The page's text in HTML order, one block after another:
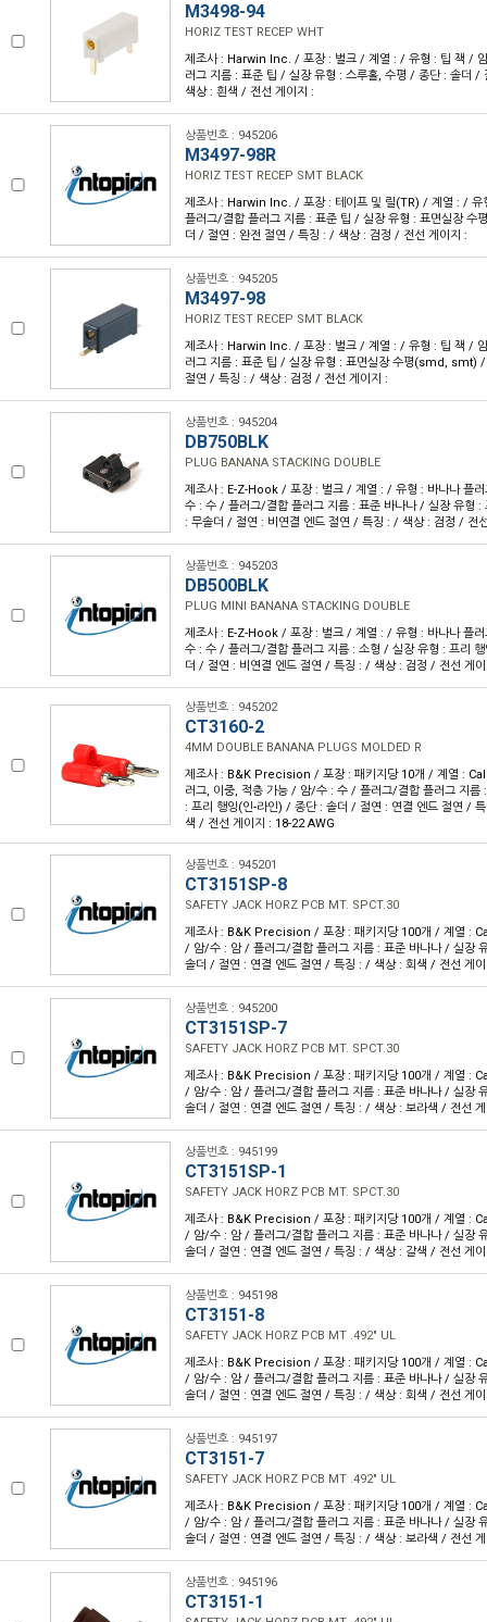
M3498-94
HORIZ TEST RECEP WHT
제조사 : Harwin Inc. / 포장 : 벌크 / 계열 : / 유형 : 팁 잭 /
러그 지름 : 표준 팁 / 실장 유형 : 스루홀, 수평 / 종단 : 솔더
색상 : 흰색 / 전선 게이지 :
상품번호 : 945206
M3497-98R
HORIZ TEST RECEP SMT BLACK
제조사 : Harwin Inc. / 포장 : 테이프 및 릴(TR) / 계열 : /
플러그/결합 플러그 지름 : 표준 팁 / 실장 유형 : 표면실장
더 / 절연 : 완전 절연 / 특징 : / 색상 : 검정 / 전선 게이지 :
상품번호 : 945205
M3497-98
HORIZ TEST RECEP SMT BLACK
제조사 : Harwin Inc. / 포장 : 벌크 / 계열 : / 유형 : 팁 잭 /
러그 지름 : 표준 팁 / 실장 유형 : 표면실장 수평(smd, smt)
절연 / 특징 : / 색상 : 검정 / 전선 게이지 :
상품번호 : 945204
DB750BLK
PLUG BANANA STACKING DOUBLE
제조사 : E-Z-Hook / 포장 : 벌크 / 계열 : / 유형 : 바나나 플
수 : 수 / 플러그/결합 플러그 지름 : 표준 바나나 / 실장 유형 :
: 무솔더 / 절연 : 비연결 엔드 절연 / 특징 : / 색상 : 검정 / 전
상품번호 : 945203
DB500BLK
PLUG MINI BANANA STACKING DOUBLE
제조사 : E-Z-Hook / 포장 : 벌크 / 계열 : / 유형 : 바나나 플
수 : 수 / 플러그/결합 플러그 지름 : 소형 / 실장 유형 : 프리
더 / 절연 : 비연결 엔드 절연 / 특징 : / 색상 : 검정 / 전선 게
상품번호 : 945202
CT3160-2
4MM DOUBLE BANANA PLUGS MOLDED R
제조사 : B&K Precision / 포장 : 패키지당 10개 / 계열 :
러그, 이중, 적층 가능 / 암/수 : 수 / 플러그/결합 플러그 지름
: 프리 행잉(인-라인) / 종단 : 솔더 / 절연 : 연결 엔드 절연 /
색 / 전선 게이지 : 18-22 AWG
상품번호 : 945201
CT3151SP-8
SAFETY JACK HORZ PCB MT. SPCT.30
제조사 : B&K Precision / 포장 : 패키지당 100개 / 계열 :
/ 암/수 : 암 / 플러그/결합 플러그 지름 : 표준 바나나 / 실장
솔더 / 절연 : 연결 엔드 절연 / 특징 : / 색상 : 회색 / 전선 게
상품번호 : 945200
CT3151SP-7
SAFETY JACK HORZ PCB MT. SPCT.30
제조사 : B&K Precision / 포장 : 패키지당 100개 / 계열 :
/ 암/수 : 암 / 플러그/결합 플러그 지름 : 표준 바나나 / 실장
솔더 / 절연 : 연결 엔드 절연 / 특징 : / 색상 : 보라색 / 전선
상품번호 : 945199
CT3151SP-1
SAFETY JACK HORZ PCB MT. SPCT.30
제조사 : B&K Precision / 포장 : 패키지당 100개 / 계열 :
/ 암/수 : 암 / 플러그/결합 플러그 지름 : 표준 바나나 / 실장
솔더 / 절연 : 연결 엔드 절연 / 특징 : / 색상 : 갈색 / 전선 게
상품번호 : 945198
CT3151-8
SAFETY JACK HORZ PCB MT .492" UL
제조사 : B&K Precision / 포장 : 패키지당 100개 / 계열 :
/ 암/수 : 암 / 플러그/결합 플러그 지름 : 표준 바나나 / 실장
솔더 / 절연 : 연결 엔드 절연 / 특징 : / 색상 : 회색 / 전선 게
상품번호 : 945197
CT3151-7
SAFETY JACK HORZ PCB MT .492" UL
제조사 : B&K Precision / 포장 : 패키지당 100개 / 계열 :
/ 암/수 : 암 / 플러그/결합 플러그 지름 : 표준 바나나 / 실장
솔더 / 절연 : 연결 엔드 절연 / 특징 : / 색상 : 보라색 / 전선
상품번호 : 945196
CT3151-1